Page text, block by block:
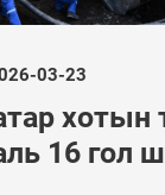
03-23
хотын
16 гол